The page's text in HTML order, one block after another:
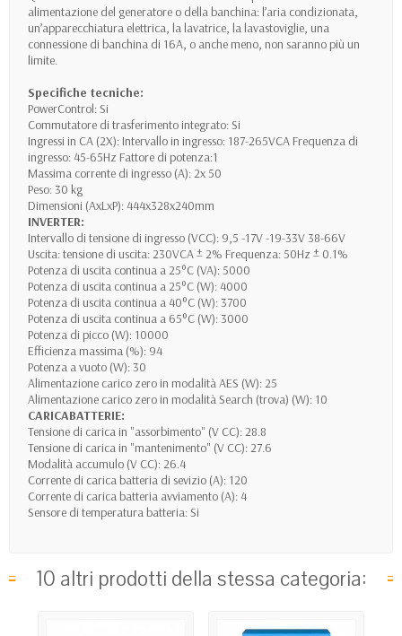
alimentazione del generatore o della banchina: l’aria condizionata,
un’apparecchiatura elettrica, la lavatrice, la lavastoviglie, una
connessione di banchina di 16A, o anche meno, non saranno più un
limite.
Specifiche tecniche:
PowerControl: Si
Commutatore di trasferimento integrato: Si
Ingressi in CA (2X): Intervallo in ingresso: 187-265VCA Frequenza di
ingresso: 45-65Hz Fattore di potenza:1
Massima corrente di ingresso (A): 2x 50
Peso: 30 kg
Dimensioni (AxLxP): 444x328x240mm
INVERTER:
Intervallo di tensione di ingresso (VCC): 9,5 -17V -19-33V 38-66V
Uscita: tensione di uscita: 230VCA ± 2% Frequenza: 50Hz ± 0.1%
Potenza di uscita continua a 25°C (VA): 5000
Potenza di uscita continua a 25°C (W): 4000
Potenza di uscita continua a 40°C (W): 3700
Potenza di uscita continua a 65°C (W): 3000
Potenza di picco (W): 10000
Efficienza massima (%): 94
Potenza a vuoto (W): 30
Alimentazione carico zero in modalità AES (W): 25
Alimentazione carico zero in modalità Search (trova) (W): 10
CARICABATTERIE:
Tensione di carica in "assorbimento" (V CC): 28.8
Tensione di carica in "mantenimento" (V CC): 27.6
Modalità accumulo (V CC): 26.4
Corrente di carica batteria di sevizio (A): 120
Corrente di carica batteria avviamento (A): 4
Sensore di temperatura batteria: Si
10 altri prodotti della stessa categoria: